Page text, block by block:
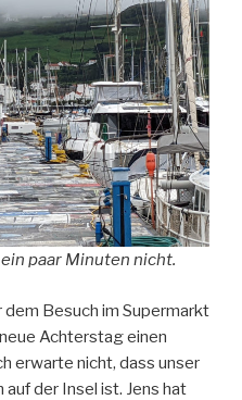
paar Minuten nicht.
dem Besuch im Supermarkt
Achterstag einen
erwarte nicht, dass unser
der Insel ist. Jens hat